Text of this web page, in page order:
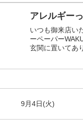
アレルギー
いつも御来店い
ーペーパー
玄関に置いてあ
9月4日(火)